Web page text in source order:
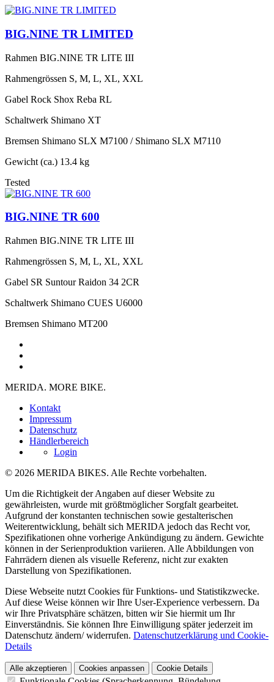
BIG.NINE TR LIMITED
Rahmen BIG.NINE TR LITE III
Rahmengrössen S, M, L, XL, XXL
Gabel Rock Shox Reba RL
Schaltwerk Shimano XT
Bremsen Shimano SLX M7100 / Shimano SLX M7110
Gewicht (ca.) 13.4 kg
Tested
BIG.NINE TR 600
Rahmen BIG.NINE TR LITE III
Rahmengrössen S, M, L, XL, XXL
Gabel SR Suntour Raidon 34 2CR
Schaltwerk Shimano CUES U6000
Bremsen Shimano MT200
MERIDA. MORE BIKE.
Kontakt
Impressum
Datenschutz
Händlerbereich
Login
© 2026 MERIDA BIKES. Alle Rechte vorbehalten.
Um die Richtigkeit der Angaben auf dieser Website zu
gewährleisten, wurde mit größtmöglicher Sorgfalt gearbeitet.
Aufgrund der konstanten technischen sowie gestalterischen
Weiterentwicklung, behält sich MERIDA jedoch das Recht vor,
Spezifikationen ohne vorherige Ankündigung zu ändern. Gewichte
können in der Serienproduktion variieren. Alle Abbildungen von
Fahrrädern dienen als visuelle Referenz, nicht zur exakten
Darstellung von Spezifikationen.
Diese Webseite nutzt Cookies für Funktions- und Statistikzwecke.
Auf diese Weise können wir Ihre User-Experience verbessern. Da
wir Ihre Privatsphäre schätzen, bitten wir Sie hiermit um Ihr
Einverständnis. Sie können Ihre Einwilligung später jederzeit im
Datenschutz ändern/ widerrufen. Datenschutzerklärung und Cookie-
Details
Alle akzeptieren Cookies anpassen Cookie Details